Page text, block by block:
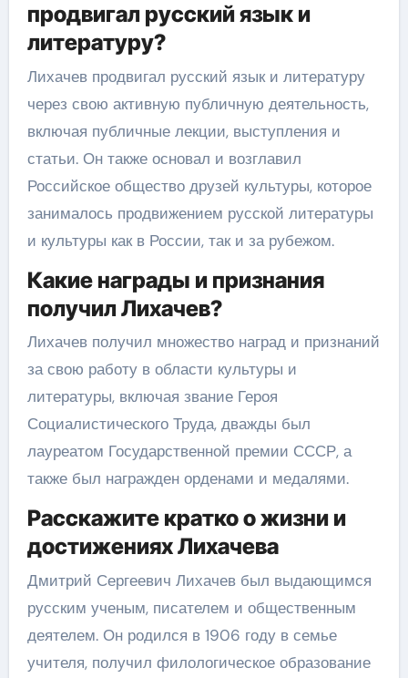
продвигал русский язык и
литературу?
Лихачев продвигал русский язык и литературу
через свою активную публичную деятельность,
включая публичные лекции, выступления и
статьи. Он также основал и возглавил
Российское общество друзей культуры, которое
занималось продвижением русской литературы
и культуры как в России, так и за рубежом.
Какие награды и признания
получил Лихачев?
Лихачев получил множество наград и признаний
за свою работу в области культуры и
литературы, включая звание Героя
Социалистического Труда, дважды был
лауреатом Государственной премии СССР, а
также был награжден орденами и медалями.
Расскажите кратко о жизни и
достижениях Лихачева
Дмитрий Сергеевич Лихачев был выдающимся
русским ученым, писателем и общественным
деятелем. Он родился в 1906 году в семье
учителя, получил филологическое образование